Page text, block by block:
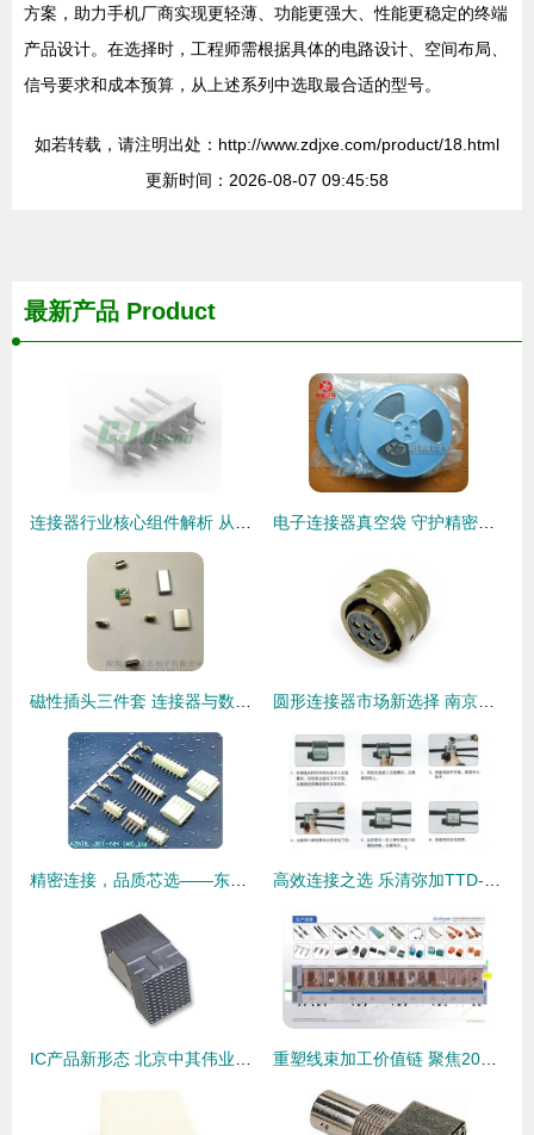
方案，助力手机厂商实现更轻薄、功能更强大、性能更稳定的终端
产品设计。在选择时，工程师需根据具体的电路设计、空间布局、
信号要求和成本预算，从上述系列中选取最合适的型号。
如若转载，请注明出处：http://www.zdjxe.com/product/18.html
更新时间：2026-08-07 09:45:58
最新产品 Product